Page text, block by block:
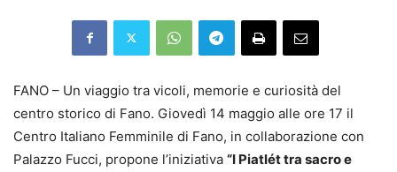
FANO – Un viaggio tra vicoli, memorie e curiosità del
centro storico di Fano. Giovedì 14 maggio alle ore 17 il
Centro Italiano Femminile di Fano, in collaborazione con
Palazzo Fucci, propone l’iniziativa “I Piatlét tra sacro e